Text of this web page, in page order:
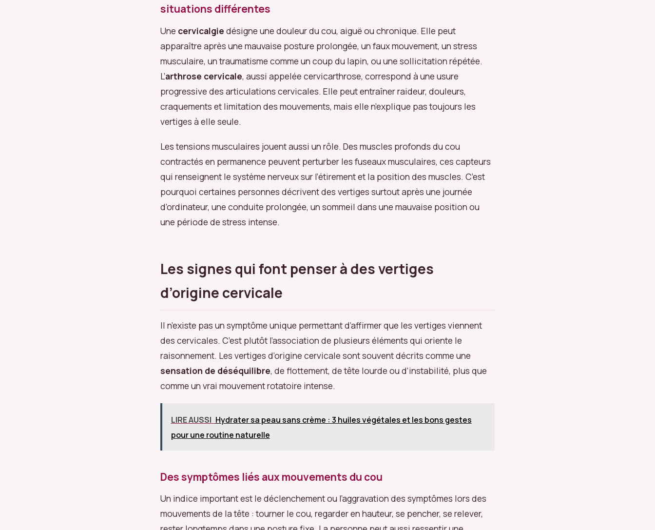
situations différentes
Une cervicalgie désigne une douleur du cou, aiguë ou chronique. Elle peut
apparaître après une mauvaise posture prolongée, un faux mouvement, un stress
musculaire, un traumatisme comme un coup du lapin, ou une sollicitation répétée.
L’arthrose cervicale, aussi appelée cervicarthrose, correspond à une usure
progressive des articulations cervicales. Elle peut entraîner raideur, douleurs,
craquements et limitation des mouvements, mais elle n’explique pas toujours les
vertiges à elle seule.
Les tensions musculaires jouent aussi un rôle. Des muscles profonds du cou
contractés en permanence peuvent perturber les fuseaux musculaires, ces capteurs
qui renseignent le système nerveux sur l’étirement et la position des muscles. C’est
pourquoi certaines personnes décrivent des vertiges surtout après une journée
d’ordinateur, une conduite prolongée, un sommeil dans une mauvaise position ou
une période de stress intense.
Les signes qui font penser à des vertiges
d’origine cervicale
Il n’existe pas un symptôme unique permettant d’affirmer que les vertiges viennent
des cervicales. C’est plutôt l’association de plusieurs éléments qui oriente le
raisonnement. Les vertiges d’origine cervicale sont souvent décrits comme une
sensation de déséquilibre, de flottement, de tête lourde ou d’instabilité, plus que
comme un vrai mouvement rotatoire intense.
LIRE AUSSI Hydrater sa peau sans crème : 3 huiles végétales et les bons gestes
pour une routine naturelle
Des symptômes liés aux mouvements du cou
Un indice important est le déclenchement ou l’aggravation des symptômes lors des
mouvements de la tête : tourner le cou, regarder en hauteur, se pencher, se relever,